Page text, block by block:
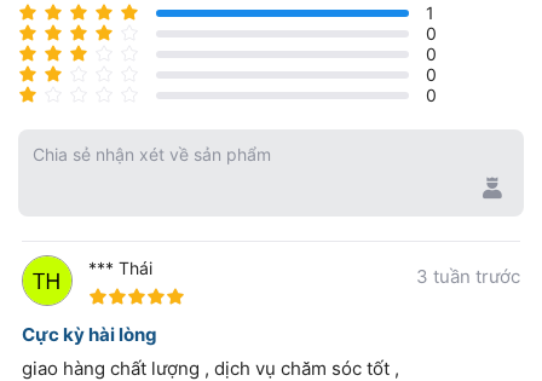
1
0
0
0
0
Chia sẻ nhận xét về sản phẩm
*** Thái
3 tuần trước
Cực kỳ hài lòng
giao hàng chất lượng , dịch vụ chăm sóc tốt ,